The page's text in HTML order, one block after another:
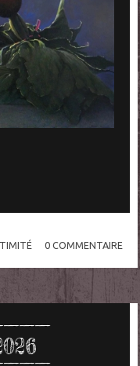
0 COMMENTAIRE